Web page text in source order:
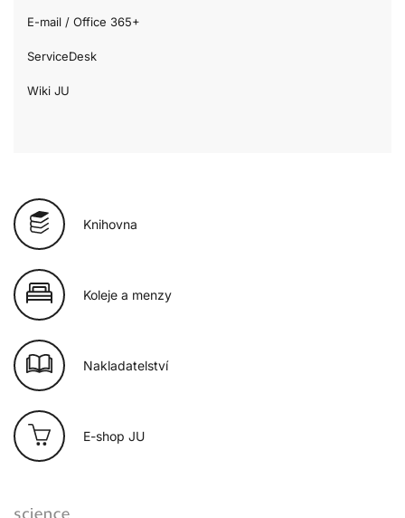
E-mail / Office 365+
ServiceDesk
Wiki JU
Knihovna
Koleje a menzy
Nakladatelství
E-shop JU